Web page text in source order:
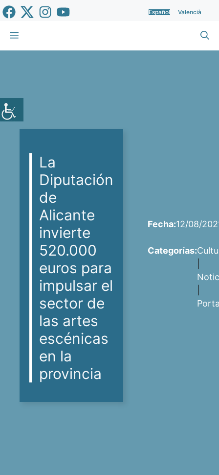
Saltar
al
contenido
Español Valencià
Menú
La
Diputación
de
Alicante
invierte
520.000
euros para
impulsar el
sector de
las artes
escénicas
en la
provincia
Fecha:12/08/
Categorías: